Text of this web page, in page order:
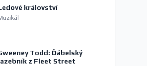
království
Todd: Ďábelský
z Fleet Street